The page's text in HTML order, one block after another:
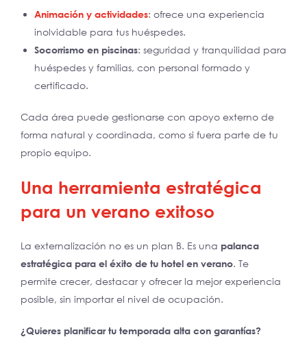
Animación y actividades: ofrece una experiencia
inolvidable para tus huéspedes.
Socorrismo en piscinas: seguridad y tranquilidad para
huéspedes y familias, con personal formado y
certificado.
Cada área puede gestionarse con apoyo externo de
forma natural y coordinada, como si fuera parte de tu
propio equipo.
Una herramienta estratégica
para un verano exitoso
La externalización no es un plan B. Es una palanca
estratégica para el éxito de tu hotel en verano. Te
permite crecer, destacar y ofrecer la mejor experiencia
posible, sin importar el nivel de ocupación.
¿Quieres planificar tu temporada alta con garantías?